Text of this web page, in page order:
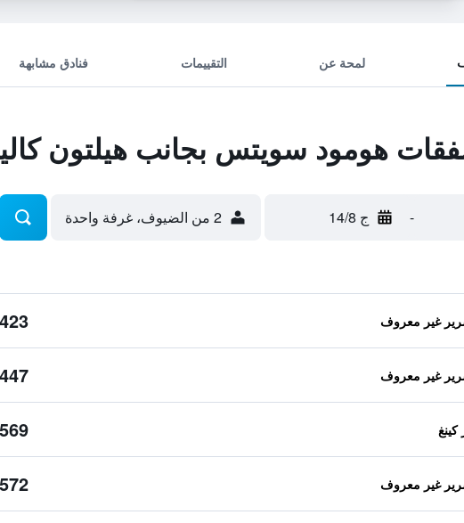
لمحة عن التقييمات فنادق مشابهة
هومود سويتس بجانب هيلتون
- ج 14/8 2 من الضيوف، غرفة واحدة
غير معروف 423 ﷼
غير معروف 447 ﷼
569 ﷼
غير معروف 572 ﷼